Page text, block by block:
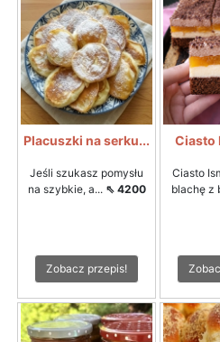
Placuszki na serku...
Jeśli szukasz pomysłu
na szybkie, a... ⇖ 4200
Zobacz przepis!
Ciasto
Ciasto
blachę z